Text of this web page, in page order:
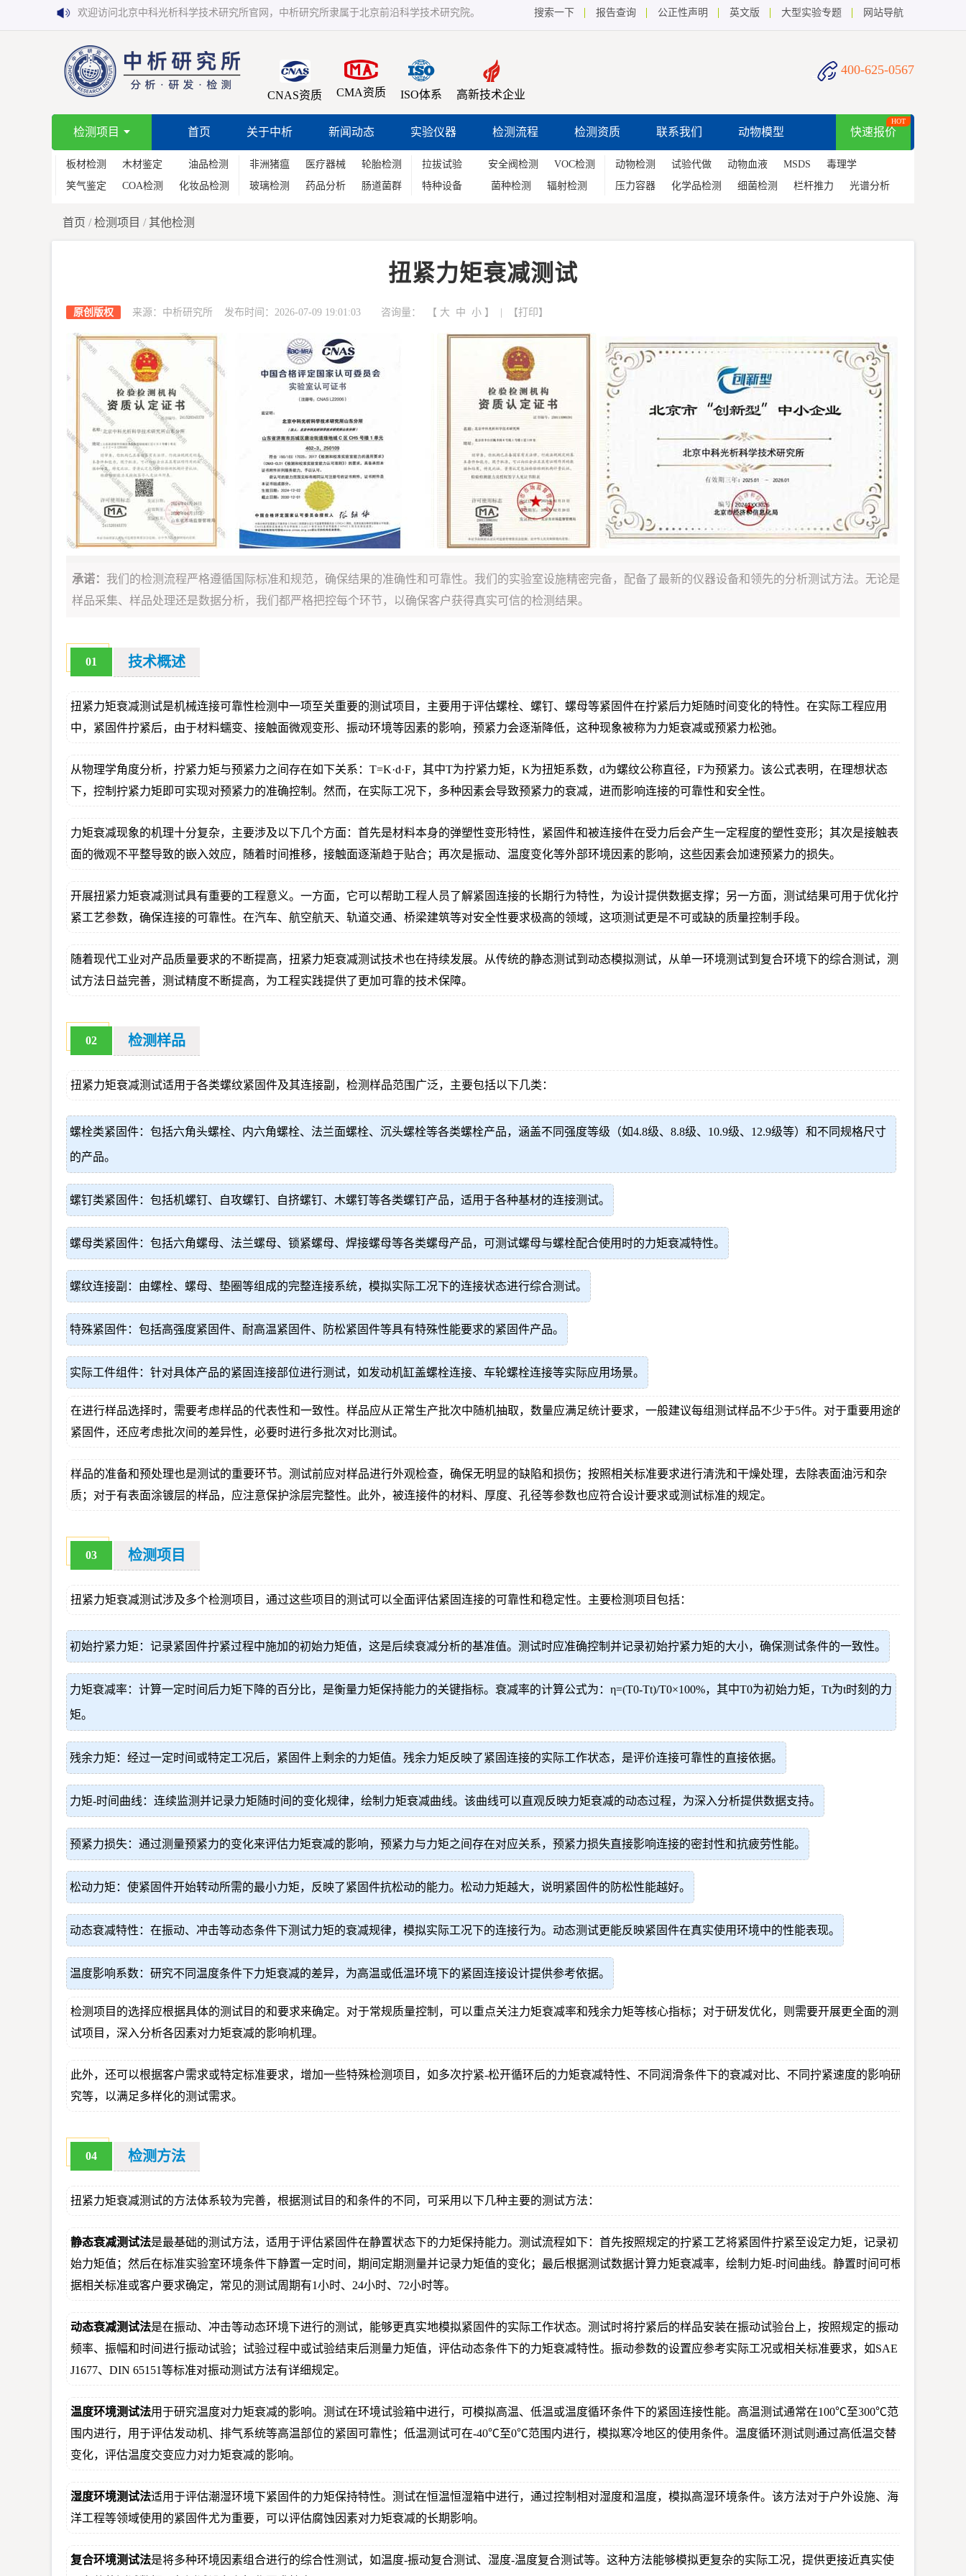
欢迎访问北京中科光析科学技术研究所官网，中析研究所隶属于北京前沿科学技术研究院。 搜索一下 报告查询 公正性声明 英文版 大型实验专题 网站导航
CNAS资质 CMA资质 ISO体系 高新技术企业
400-625-0567
检测项目 首页 关于中析 新闻动态 实验仪器 检测流程 检测资质 联系我们 动物模型 快速报价
HOT
板材检测 木材鉴定
油品检测
笑气鉴定
COA检测 化妆品检测
非洲猪瘟 医疗器械
轮胎检测
玻璃检测
药品分析 肠道菌群
拉拔试验 安全阀检测
VOC检测
特种设备
菌种检测 辐射检测
动物检测 试验代做 动物血液 MSDS
毒理学
压力容器
化学品检测 细菌检测 栏杆推力 光谱分析
首页 /检测项目 / 其他检测
扭紧力矩衰减测试
原创版权 来源：中析研究所 发布时间：2026-07-09 19:01:03 咨询量： 【 大 中 小 】 | 【打印 】
承诺： 我们的检测流程严格遵循国际标准和规范，确保结果的准确性和可靠性。我们的实验室设施精密完备，配备了最新的仪器设备和领先的分析测试方法。无论是
样品采集、样品处理还是数据分析，我们都严格把控每个环节，以确保客户获得真实可信的检测结果。
01 技术概述
扭紧力矩衰减测试是机械连接可靠性检测中一项至关重要的测试项目，主要用于评估螺栓、螺钉、螺母等紧固件在拧紧后力矩随时间变化的特性。在实际工程应用
中，紧固件拧紧后，由于材料蠕变、接触面微观变形、振动环境等因素的影响，预紧力会逐渐降低，这种现象被称为力矩衰减或预紧力松弛。
从物理学角度分析，拧紧力矩与预紧力之间存在如下关系：T=K·d·F，其中T为拧紧力矩，K为扭矩系数，d为螺纹公称直径，F为预紧力。该公式表明，在理想状态
下，控制拧紧力矩即可实现对预紧力的准确控制。然而，在实际工况下，多种因素会导致预紧力的衰减，进而影响连接的可靠性和安全性。
力矩衰减现象的机理十分复杂，主要涉及以下几个方面：首先是材料本身的弹塑性变形特性，紧固件和被连接件在受力后会产生一定程度的塑性变形；其次是接触表
面的微观不平整导致的嵌入效应，随着时间推移，接触面逐渐趋于贴合；再次是振动、温度变化等外部环境因素的影响，这些因素会加速预紧力的损失。
开展扭紧力矩衰减测试具有重要的工程意义。一方面，它可以帮助工程人员了解紧固连接的长期行为特性，为设计提供数据支撑；另一方面，测试结果可用于优化拧
紧工艺参数，确保连接的可靠性。在汽车、航空航天、轨道交通、桥梁建筑等对安全性要求极高的领域，这项测试更是不可或缺的质量控制手段。
随着现代工业对产品质量要求的不断提高，扭紧力矩衰减测试技术也在持续发展。从传统的静态测试到动态模拟测试，从单一环境测试到复合环境下的综合测试，测
试方法日益完善，测试精度不断提高，为工程实践提供了更加可靠的技术保障。
02 检测样品
扭紧力矩衰减测试适用于各类螺纹紧固件及其连接副，检测样品范围广泛，主要包括以下几类：
螺栓类紧固件：包括六角头螺栓、内六角螺栓、法兰面螺栓、沉头螺栓等各类螺栓产品，涵盖不同强度等级（如4.8级、8.8级、10.9级、12.9级等）和不同规格尺寸
的产品。
螺钉类紧固件：包括机螺钉、自攻螺钉、自挤螺钉、木螺钉等各类螺钉产品，适用于各种基材的连接测试。
螺母类紧固件：包括六角螺母、法兰螺母、锁紧螺母、焊接螺母等各类螺母产品，可测试螺母与螺栓配合使用时的力矩衰减特性。
螺纹连接副：由螺栓、螺母、垫圈等组成的完整连接系统，模拟实际工况下的连接状态进行综合测试。
特殊紧固件：包括高强度紧固件、耐高温紧固件、防松紧固件等具有特殊性能要求的紧固件产品。
实际工件组件：针对具体产品的紧固连接部位进行测试，如发动机缸盖螺栓连接、车轮螺栓连接等实际应用场景。
在进行样品选择时，需要考虑样品的代表性和一致性。样品应从正常生产批次中随机抽取，数量应满足统计要求，一般建议每组测试样品不少于5件。对于重要用途的
紧固件，还应考虑批次间的差异性，必要时进行多批次对比测试。
样品的准备和预处理也是测试的重要环节。测试前应对样品进行外观检查，确保无明显的缺陷和损伤；按照相关标准要求进行清洗和干燥处理，去除表面油污和杂
质；对于有表面涂镀层的样品，应注意保护涂层完整性。此外，被连接件的材料、厚度、孔径等参数也应符合设计要求或测试标准的规定。
03 检测项目
扭紧力矩衰减测试涉及多个检测项目，通过这些项目的测试可以全面评估紧固连接的可靠性和稳定性。主要检测项目包括：
初始拧紧力矩：记录紧固件拧紧过程中施加的初始力矩值，这是后续衰减分析的基准值。测试时应准确控制并记录初始拧紧力矩的大小，确保测试条件的一致性。
力矩衰减率：计算一定时间后力矩下降的百分比，是衡量力矩保持能力的关键指标。衰减率的计算公式为：η=(T0-Tt)/T0×100%，其中T0为初始力矩，Tt为t时刻的力
矩。
残余力矩：经过一定时间或特定工况后，紧固件上剩余的力矩值。残余力矩反映了紧固连接的实际工作状态，是评价连接可靠性的直接依据。
力矩-时间曲线：连续监测并记录力矩随时间的变化规律，绘制力矩衰减曲线。该曲线可以直观反映力矩衰减的动态过程，为深入分析提供数据支持。
预紧力损失：通过测量预紧力的变化来评估力矩衰减的影响，预紧力与力矩之间存在对应关系，预紧力损失直接影响连接的密封性和抗疲劳性能。
松动力矩：使紧固件开始转动所需的最小力矩，反映了紧固件抗松动的能力。松动力矩越大，说明紧固件的防松性能越好。
动态衰减特性：在振动、冲击等动态条件下测试力矩的衰减规律，模拟实际工况下的连接行为。动态测试更能反映紧固件在真实使用环境中的性能表现。
温度影响系数：研究不同温度条件下力矩衰减的差异，为高温或低温环境下的紧固连接设计提供参考依据。
检测项目的选择应根据具体的测试目的和要求来确定。对于常规质量控制，可以重点关注力矩衰减率和残余力矩等核心指标；对于研发优化，则需要开展更全面的测
试项目，深入分析各因素对力矩衰减的影响机理。
此外，还可以根据客户需求或特定标准要求，增加一些特殊检测项目，如多次拧紧-松开循环后的力矩衰减特性、不同润滑条件下的衰减对比、不同拧紧速度的影响研
究等，以满足多样化的测试需求。
04 检测方法
扭紧力矩衰减测试的方法体系较为完善，根据测试目的和条件的不同，可采用以下几种主要的测试方法：
静态衰减测试法是最基础的测试方法，适用于评估紧固件在静置状态下的力矩保持能力。测试流程如下：首先按照规定的拧紧工艺将紧固件拧紧至设定力矩，记录初
始力矩值；然后在标准实验室环境条件下静置一定时间，期间定期测量并记录力矩值的变化；最后根据测试数据计算力矩衰减率，绘制力矩-时间曲线。静置时间可根
据相关标准或客户要求确定，常见的测试周期有1小时、24小时、72小时等。
动态衰减测试法是在振动、冲击等动态环境下进行的测试，能够更真实地模拟紧固件的实际工作状态。测试时将拧紧后的样品安装在振动试验台上，按照规定的振动
频率、振幅和时间进行振动试验；试验过程中或试验结束后测量力矩值，评估动态条件下的力矩衰减特性。振动参数的设置应参考实际工况或相关标准要求，如SAE
J1677、DIN 65151等标准对振动测试方法有详细规定。
温度环境测试法用于研究温度对力矩衰减的影响。测试在环境试验箱中进行，可模拟高温、低温或温度循环条件下的紧固连接性能。高温测试通常在100℃至300℃范
围内进行，用于评估发动机、排气系统等高温部位的紧固可靠性；低温测试可在-40℃至0℃范围内进行，模拟寒冷地区的使用条件。温度循环测试则通过高低温交替
变化，评估温度交变应力对力矩衰减的影响。
湿度环境测试法适用于评估潮湿环境下紧固件的力矩保持特性。测试在恒温恒湿箱中进行，通过控制相对湿度和温度，模拟高湿环境条件。该方法对于户外设施、海
洋工程等领域使用的紧固件尤为重要，可以评估腐蚀因素对力矩衰减的长期影响。
复合环境测试法是将多种环境因素组合进行的综合性测试，如温度-振动复合测试、湿度-温度复合测试等。这种方法能够模拟更复杂的实际工况，提供更接近真实使